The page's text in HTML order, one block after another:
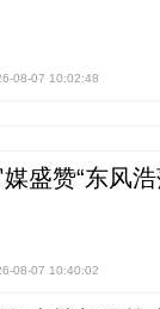
08-07 10:02:48
盛赞“东风
08-07 10:40:02